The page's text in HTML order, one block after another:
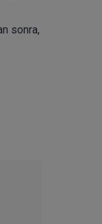
sonra,